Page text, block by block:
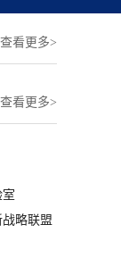
查看更多>
查看更多>
略联盟